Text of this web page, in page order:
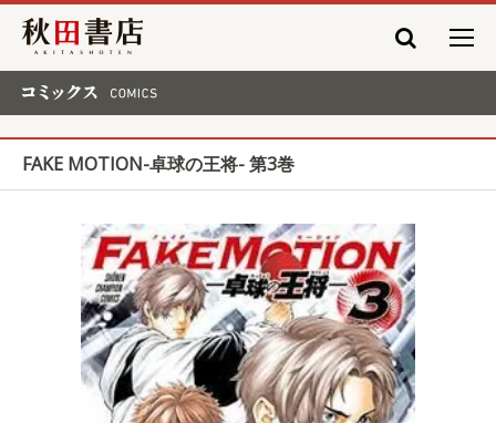
秋田書店
FAKE MOTION-卓球の王将- 第3巻